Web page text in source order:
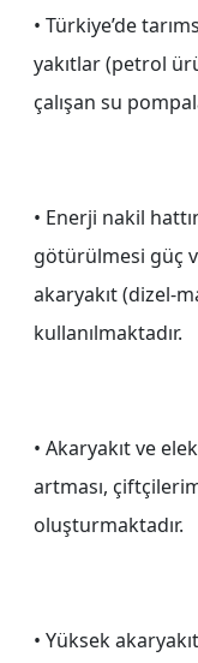
• Türkiye’de
yakıtlar (petrol
çalışan su
• Enerji nakil
götürülmesi güç
akaryakıt (dizel-
kullanılmaktadır.
• Akaryakıt ve
artması,
oluşturmaktadır.
• Yüksek